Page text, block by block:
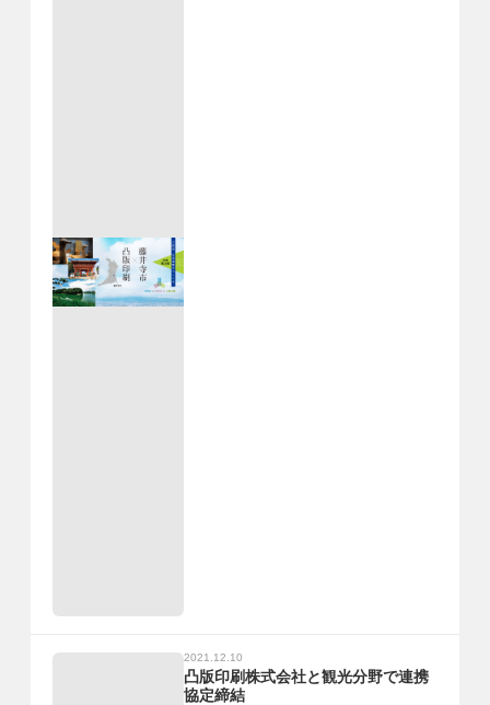
2021.12.10
凸版印刷株式会社と観光分野で連携
協定締結